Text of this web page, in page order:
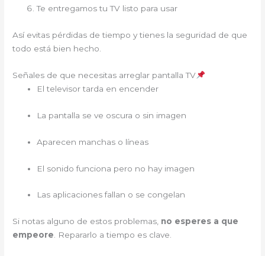
Te entregamos tu TV listo para usar
Así evitas pérdidas de tiempo y tienes la seguridad de que
todo está bien hecho.
Señales de que necesitas arreglar pantalla TV
El televisor tarda en encender
La pantalla se ve oscura o sin imagen
Aparecen manchas o líneas
El sonido funciona pero no hay imagen
Las aplicaciones fallan o se congelan
Si notas alguno de estos problemas, no esperes a que
empeore. Repararlo a tiempo es clave.